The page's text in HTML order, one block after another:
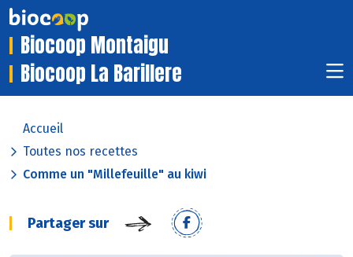
Biocoop Montaigu
Biocoop La Barillere
Accueil
Toutes nos recettes
Comme un "Millefeuille" au kiwi
Partager sur